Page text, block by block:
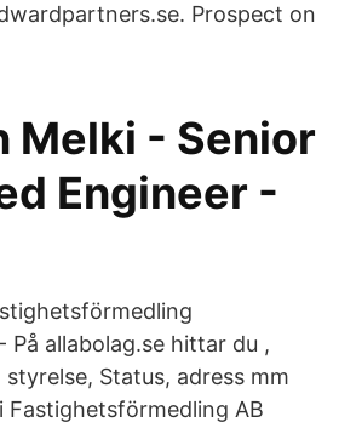
Prospect on
Melki - Senior
Engineer -
På allabolag.se hittar du ,
Status, adress mm
Fastighetsförmedling AB